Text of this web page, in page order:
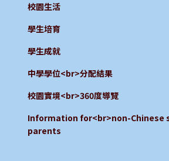
校園生活
學生培育
學生成就
中學學位<br>分配結果
校園實境<br>360度導覽
Information for<br>non-Chinese
parents